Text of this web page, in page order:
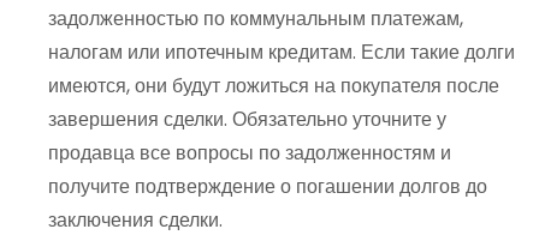
задолженностью по коммунальным платежам,
налогам или ипотечным кредитам. Если такие долги
имеются, они будут ложиться на покупателя после
завершения сделки. Обязательно уточните у
продавца все вопросы по задолженностям и
получите подтверждение о погашении долгов до
заключения сделки.